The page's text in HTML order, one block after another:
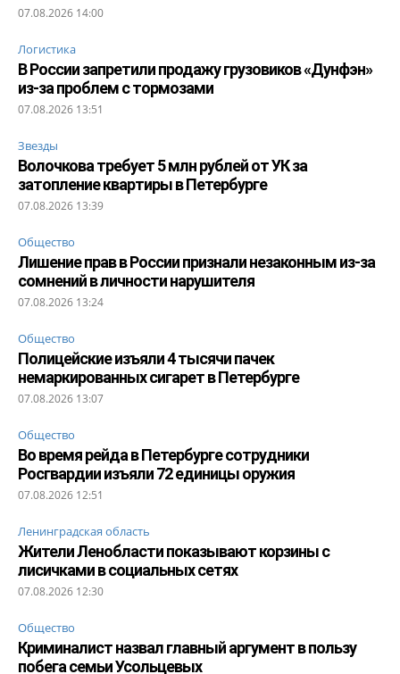
07.08.2026 14:00
Логистика
В России запретили продажу грузовиков «Дунфэн»
из-за проблем с тормозами
07.08.2026 13:51
Звезды
Волочкова требует 5 млн рублей от УК за
затопление квартиры в Петербурге
07.08.2026 13:39
Общество
Лишение прав в России признали незаконным из-за
сомнений в личности нарушителя
07.08.2026 13:24
Общество
Полицейские изъяли 4 тысячи пачек
немаркированных сигарет в Петербурге
07.08.2026 13:07
Общество
Во время рейда в Петербурге сотрудники
Росгвардии изъяли 72 единицы оружия
07.08.2026 12:51
Ленинградская область
Жители Ленобласти показывают корзины с
лисичками в социальных сетях
07.08.2026 12:30
Общество
Криминалист назвал главный аргумент в пользу
побега семьи Усольцевых